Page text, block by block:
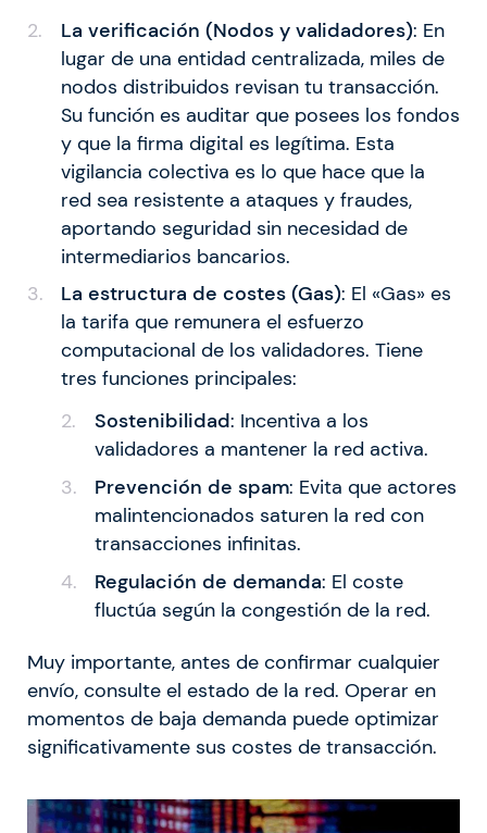
La verificación (Nodos y validadores): En
lugar de una entidad centralizada, miles de
nodos distribuidos revisan tu transacción.
Su función es auditar que posees los fondos
y que la firma digital es legítima. Esta
vigilancia colectiva es lo que hace que la
red sea resistente a ataques y fraudes,
aportando seguridad sin necesidad de
intermediarios bancarios.
La estructura de costes (Gas): El «Gas» es
la tarifa que remunera el esfuerzo
computacional de los validadores. Tiene
tres funciones principales:
Sostenibilidad: Incentiva a los
validadores a mantener la red activa.
Prevención de spam: Evita que actores
malintencionados saturen la red con
transacciones infinitas.
Regulación de demanda: El coste
fluctúa según la congestión de la red.
Muy importante, antes de confirmar cualquier
envío, consulte el estado de la red. Operar en
momentos de baja demanda puede optimizar
significativamente sus costes de transacción.